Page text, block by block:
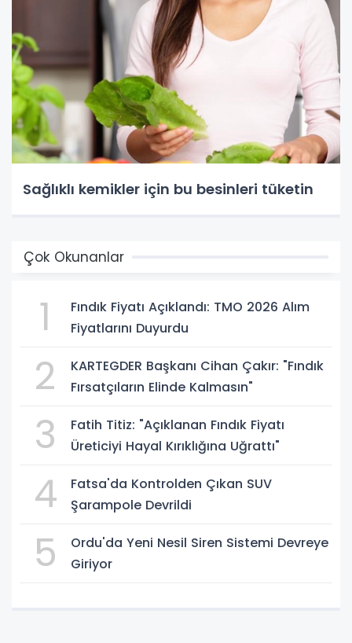
Sağlıklı kemikler için bu besinleri tüketin
Çok Okunanlar
1
Fındık Fiyatı Açıklandı: TMO 2026 Alım
Fiyatlarını Duyurdu
2
KARTEGDER Başkanı Cihan Çakır: "Fındık
Fırsatçıların Elinde Kalmasın"
3
Fatih Titiz: "Açıklanan Fındık Fiyatı
Üreticiyi Hayal Kırıklığına Uğrattı"
4
Fatsa'da Kontrolden Çıkan SUV
Şarampole Devrildi
5
Ordu'da Yeni Nesil Siren Sistemi Devreye
Giriyor